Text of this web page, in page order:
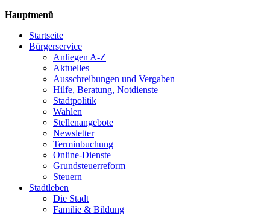
Hauptmenü
Startseite
Bürgerservice
Anliegen A-Z
Aktuelles
Ausschreibungen und Vergaben
Hilfe, Beratung, Notdienste
Stadtpolitik
Wahlen
Stellenangebote
Newsletter
Terminbuchung
Online-Dienste
Grundsteuerreform
Steuern
Stadtleben
Die Stadt
Familie & Bildung